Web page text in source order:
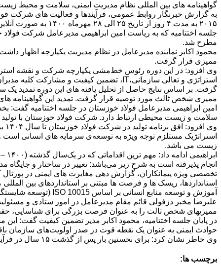
گواهینامه های بین المللی نظام مدیریت ایمنی، سلامت و محیط
مطرح شد.
ممیزی قرار گرفت.
گرفت. بر اساس نتایج حاصل از تحلیل یافته های این دوره تمدید
ممیزی شخص ثالث مورد توصیه قرار گرفت. تمدید این گواهینامه
امین ابراهیمی مدیرعامل فولاد خوزستان در جلسه اختتامیه گفت:
سلامت و زیست محیطی ارتباط دارد. شرکت فولاد خوزستان با تولید سالیانه ۳/۸ میلیون تن شمش اسلب، بلوم و بیلت دارای ۲۵ درصد از سهم بازار تولید
استراتژیک مستلزم توجه ویژه به توسعه‌ی سرمایه های انسانی
زیست می باشد.
تخصصی ویژه پیمانکاران، گزارش دهی مغایرت های ایمنی در
آموزش و توسعه منابع انسانی بر اساس ISO 10015 (توسعه شایستگی) است.
علیرضا مخبر دزفولی قائم مقام مدیرعامل در امور ستادی و
ممیزی‎های شخص ثالث را به عنوان فرصت بزرگی برای شناسایی، حفظ و توسعه‌ی نقاط قوت و همچنین نقاط قابل بهبود فرآیندها و فعالیت‌های سازمان برشمرد.
در پایان جلسه اختتامیه، محمود اکابر مدیر تضمین کیفیت گفت: این
حوادث ایمنی به عنوان یک نقطه قوت در صدر اولویت‌های سازمان
وی خاطر نشان کرد: برای نخستین بار پس از گذشت ۱۵ سال در فرآیند ممیزی شخص ثالث هیچ‌گونه عدم انطباقی در حوزه ی نظام مدیریت ایمنی به‌وسیله‌ی گروه ممیزی ثبت نشد.
برچسب ها: